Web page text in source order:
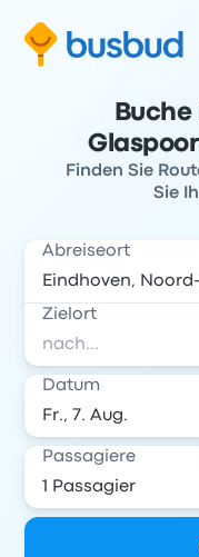
Finden Sie
Sie
Abreiseort
Zielort
Datum
Passagiere